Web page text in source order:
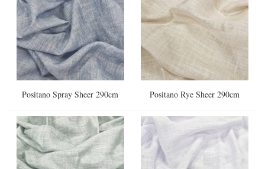
Positano Spray Sheer 290cm Positano Rye Sheer 290cm